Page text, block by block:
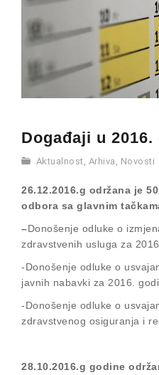
Događaji u 2016.
Aktualnost Arhiva Novosti
26.12.2016.g održana je
odbora sa glavnim
–Donošenje odluke o
zdravstvenih usluga za
-Donošenje odluke o
javnih nabavki za 2016.
-Donošenje odluke o
zdravstvenog osiguranja i
28.10.2016.g godine